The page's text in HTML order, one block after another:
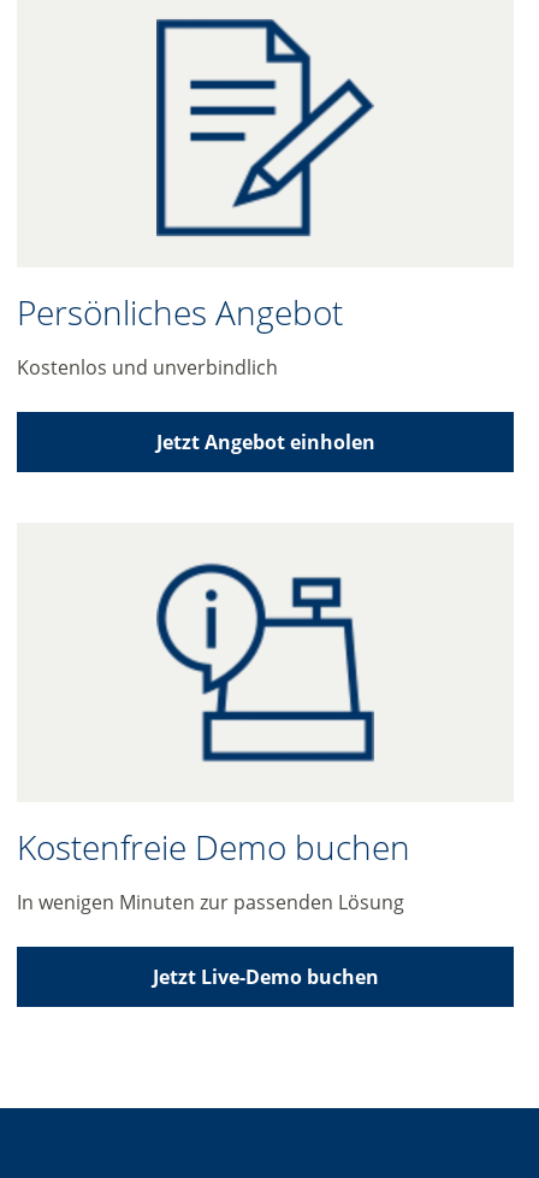
Persönliches Angebot
Kostenlos und unverbindlich
Jetzt Angebot einholen
Kostenfreie Demo buchen
In wenigen Minuten zur passenden Lösung
Jetzt Live-Demo buchen